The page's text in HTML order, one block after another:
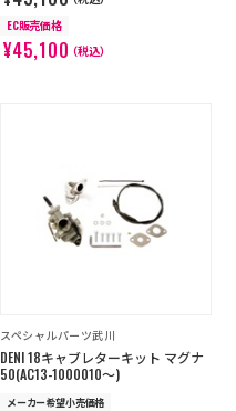
EC販売価格
¥45,100（税込）
スペシャルパーツ武川
DENI 18キャブレターキット マグナ
50(AC13-1000010～)
メーカー希望小売価格